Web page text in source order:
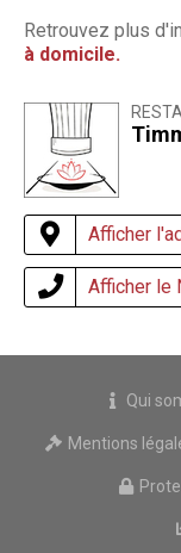
Retrouvez plus
à domicile.
Afficher
Afficher le
Qui
Mentions